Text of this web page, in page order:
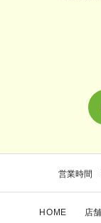
営業時間
HOME 店